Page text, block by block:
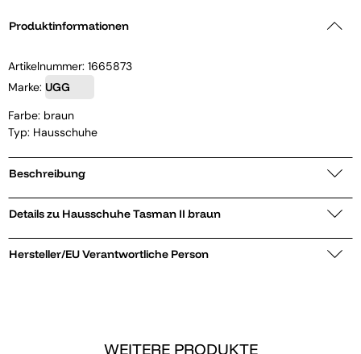
Produktinformationen
Artikelnummer: 1665873
Marke: UGG
Farbe: braun
Typ: Hausschuhe
Beschreibung
Details zu Hausschuhe Tasman II braun
Hersteller/EU Verantwortliche Person
WEITERE PRODUKTE